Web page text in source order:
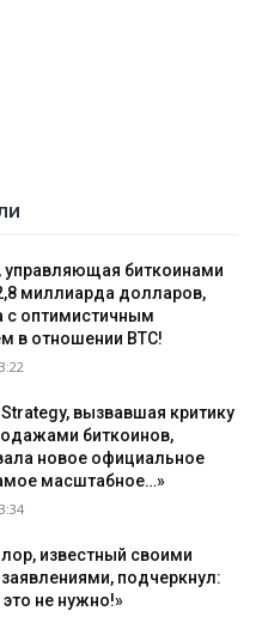
управляющая биткоинами
миллиарда долларов,
с оптимистичным
в отношении BTC!
вызвавшая критику
биткоинов,
новое официальное
масштабное…»
известный своими
подчеркнул:
это не нужно!»